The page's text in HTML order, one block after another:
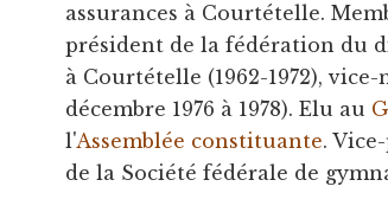
assurances à Courtételle.
président de la fédération du
à Courtételle (1962-1972),
décembre 1976 à 1978). Elu au
l'Assemblée constituante.
de la Société fédérale de